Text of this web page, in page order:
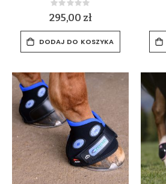
Rating:
0%
295,00 zł
DODAJ DO KOSZYKA